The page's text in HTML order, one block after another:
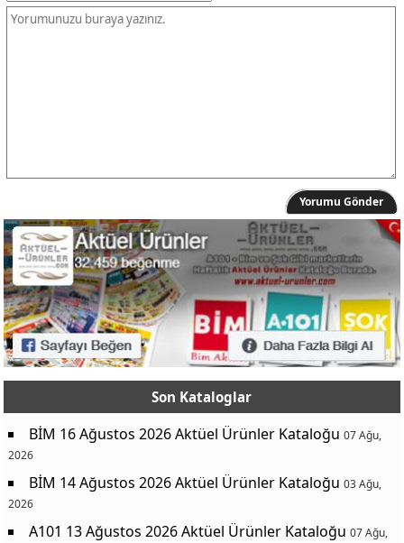
Yorumu Gönder
Son Kataloglar
BİM 16 Ağustos 2026 Aktüel Ürünler Kataloğu 07 Ağu,
2026
BİM 14 Ağustos 2026 Aktüel Ürünler Kataloğu 03 Ağu,
2026
A101 13 Ağustos 2026 Aktüel Ürünler Kataloğu 07 Ağu,